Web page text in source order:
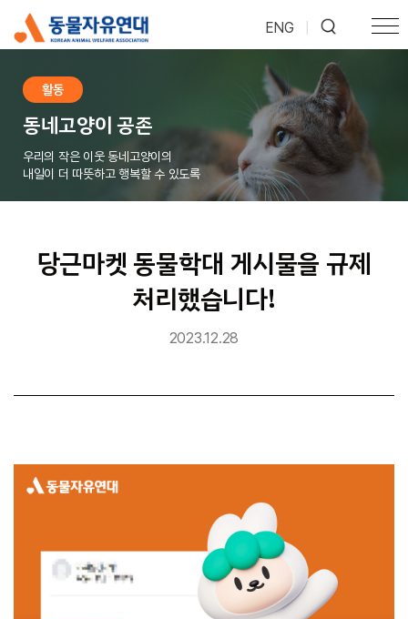
ENG
활동
동네고양이 공존
우리의 작은 이웃 동네고양이의
내일이 더 따뜻하고 행복할 수 있도록
당근마켓 동물학대 게시물을 규제
처리했습니다!
2023.12.28